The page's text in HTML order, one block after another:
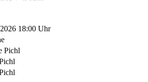
18:00 Uhr
Pichl